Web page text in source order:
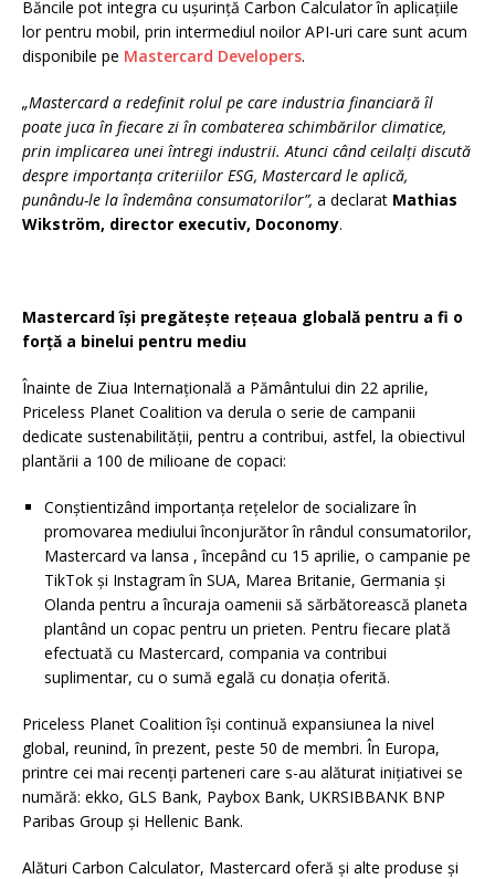
Băncile pot integra cu ușurință Carbon Calculator în aplicațiile
lor pentru mobil, prin intermediul noilor API-uri care sunt acum
disponibile pe Mastercard Developers.
„Mastercard a redefinit rolul pe care industria financiară îl
poate juca în fiecare zi în combaterea schimbărilor climatice,
prin implicarea unei întregi industrii. Atunci când ceilalți discută
despre importanța criteriilor ESG, Mastercard le aplică,
punându-le la îndemâna consumatorilor”, a declarat Mathias
Wikström, director executiv, Doconomy.
Mastercard își pregătește rețeaua globală pentru a fi o
forță a binelui pentru mediu
Înainte de Ziua Internațională a Pământului din 22 aprilie,
Priceless Planet Coalition va derula o serie de campanii
dedicate sustenabilității, pentru a contribui, astfel, la obiectivul
plantării a 100 de milioane de copaci:
Conștientizând importanța rețelelor de socializare în
promovarea mediului înconjurător în rândul consumatorilor,
Mastercard va lansa , începând cu 15 aprilie, o campanie pe
TikTok și Instagram în SUA, Marea Britanie, Germania și
Olanda pentru a încuraja oamenii să sărbătorească planeta
plantând un copac pentru un prieten. Pentru fiecare plată
efectuată cu Mastercard, compania va contribui
suplimentar, cu o sumă egală cu donația oferită.
Priceless Planet Coalition își continuă expansiunea la nivel
global, reunind, în prezent, peste 50 de membri. În Europa,
printre cei mai recenți parteneri care s-au alăturat inițiativei se
numără: ekko, GLS Bank, Paybox Bank, UKRSIBBANK BNP
Paribas Group și Hellenic Bank.
Alături Carbon Calculator, Mastercard oferă și alte produse și